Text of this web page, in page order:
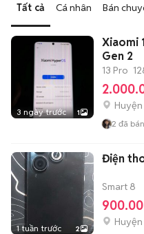
Tất cả Cá nhân Bán
3 ngày trước 1
Xiaomi
Gen 2
13 Pro
Huyện
2 đã bán
1 tuần trước 2
Điện
Smart 8